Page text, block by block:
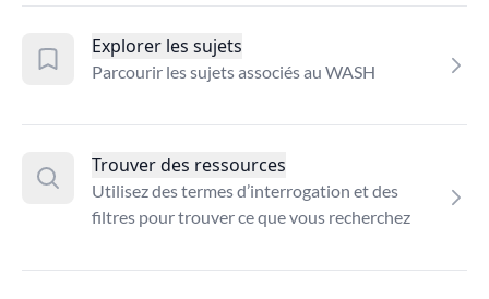
Explorer les sujets
Parcourir les sujets associés au WASH
Trouver des ressources
Utilisez des termes d’interrogation et des
filtres pour trouver ce que vous recherchez